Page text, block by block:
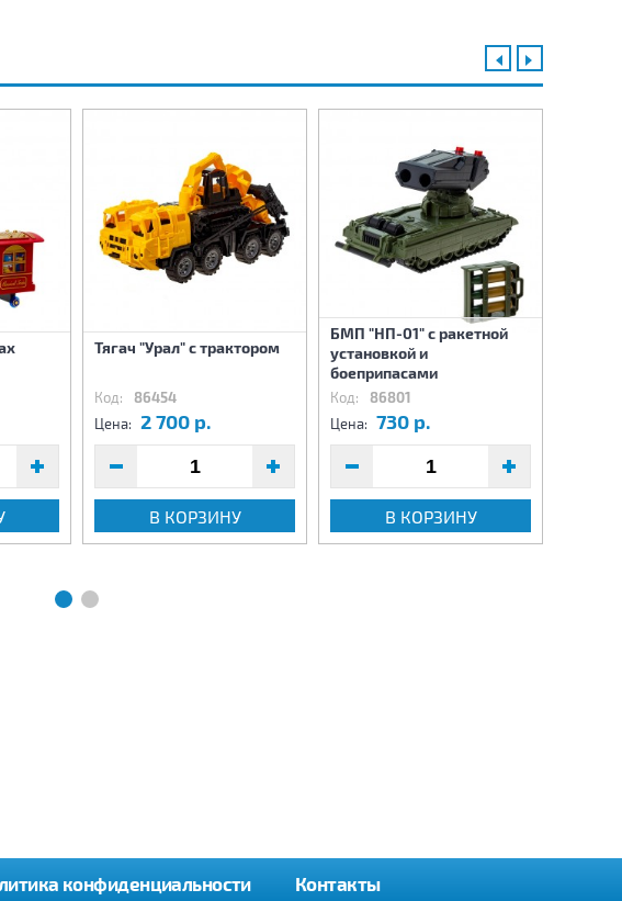
Тягач "Урал" с трактором
Код: 86454
Цена: 2 700 р.
В КОРЗИНУ
БМП "НП-01" с ракетной
установкой и
боеприпасами
Код: 86801
Цена: 730 р.
В КОРЗИНУ
конфиденциальности Контакты